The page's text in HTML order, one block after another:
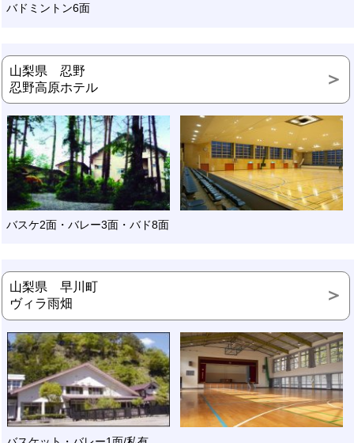
バドミントン6面
山梨県 忍野
忍野高原ホテル
バスケ2面・バレー3面・バド8面
山梨県 早川町
ヴィラ雨畑